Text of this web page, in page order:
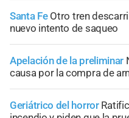
Santa Fe Otro tren
nuevo intento de saqueo
Apelación de la preliminar
causa por la compra de
Geriátrico del horror